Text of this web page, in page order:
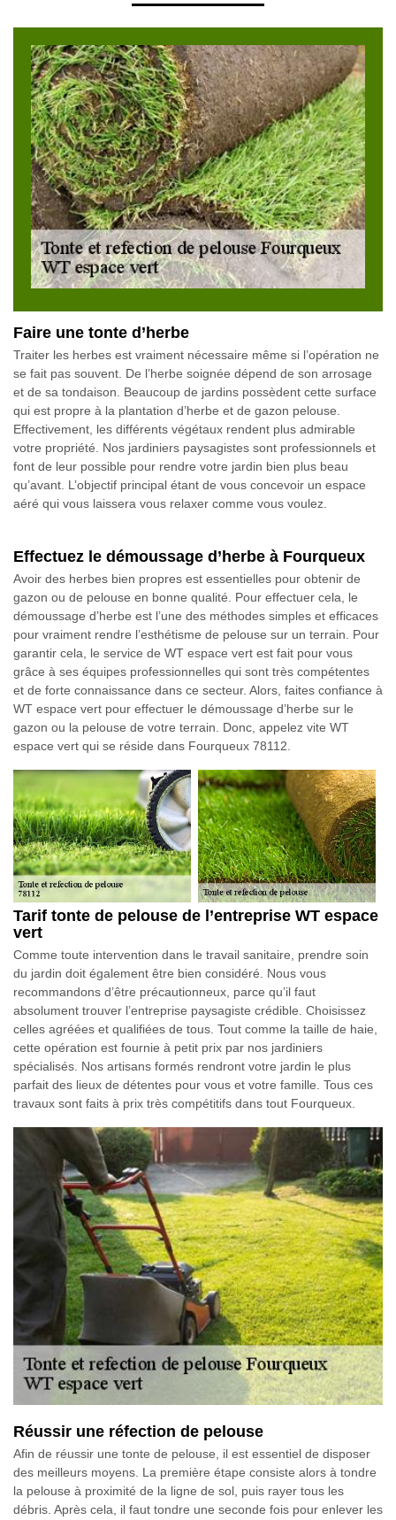
Faire une tonte d’herbe
Traiter les herbes est vraiment nécessaire même si l’opération ne
se fait pas souvent. De l’herbe soignée dépend de son arrosage
et de sa tondaison. Beaucoup de jardins possèdent cette surface
qui est propre à la plantation d’herbe et de gazon pelouse.
Effectivement, les différents végétaux rendent plus admirable
votre propriété. Nos jardiniers paysagistes sont professionnels et
font de leur possible pour rendre votre jardin bien plus beau
qu’avant. L’objectif principal étant de vous concevoir un espace
aéré qui vous laissera vous relaxer comme vous voulez.
Effectuez le démoussage d’herbe à Fourqueux
Avoir des herbes bien propres est essentielles pour obtenir de
gazon ou de pelouse en bonne qualité. Pour effectuer cela, le
démoussage d’herbe est l’une des méthodes simples et efficaces
pour vraiment rendre l’esthétisme de pelouse sur un terrain. Pour
garantir cela, le service de WT espace vert est fait pour vous
grâce à ses équipes professionnelles qui sont très compétentes
et de forte connaissance dans ce secteur. Alors, faites confiance à
WT espace vert pour effectuer le démoussage d’herbe sur le
gazon ou la pelouse de votre terrain. Donc, appelez vite WT
espace vert qui se réside dans Fourqueux 78112.
Tarif tonte de pelouse de l’entreprise WT espace
vert
Comme toute intervention dans le travail sanitaire, prendre soin
du jardin doit également être bien considéré. Nous vous
recommandons d’être précautionneux, parce qu’il faut
absolument trouver l’entreprise paysagiste crédible. Choisissez
celles agréées et qualifiées de tous. Tout comme la taille de haie,
cette opération est fournie à petit prix par nos jardiniers
spécialisés. Nos artisans formés rendront votre jardin le plus
parfait des lieux de détentes pour vous et votre famille. Tous ces
travaux sont faits à prix très compétitifs dans tout Fourqueux.
Réussir une réfection de pelouse
Afin de réussir une tonte de pelouse, il est essentiel de disposer
des meilleurs moyens. La première étape consiste alors à tondre
la pelouse à proximité de la ligne de sol, puis rayer tous les
débris. Après cela, il faut tondre une seconde fois pour enlever les